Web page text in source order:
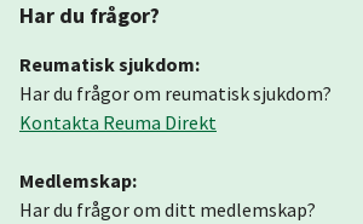
Har du frågor?
Reumatisk sjukdom:
Har du frågor om reumatisk sjukdom?
Kontakta Reuma Direkt
Medlemskap:
Har du frågor om ditt medlemskap?